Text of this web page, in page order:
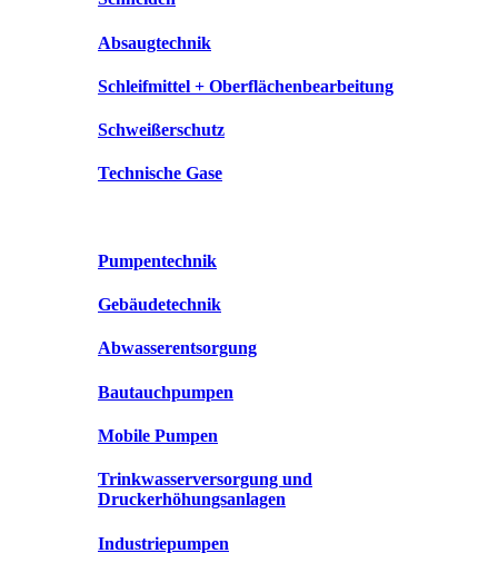
Absaugtechnik
Schleifmittel + Oberflächenbearbeitung
Schweißerschutz
Technische Gase
Pumpentechnik
Gebäudetechnik
Abwasserentsorgung
Bautauchpumpen
Mobile Pumpen
Trinkwasserversorgung und
Druckerhöhungsanlagen
Industriepumpen